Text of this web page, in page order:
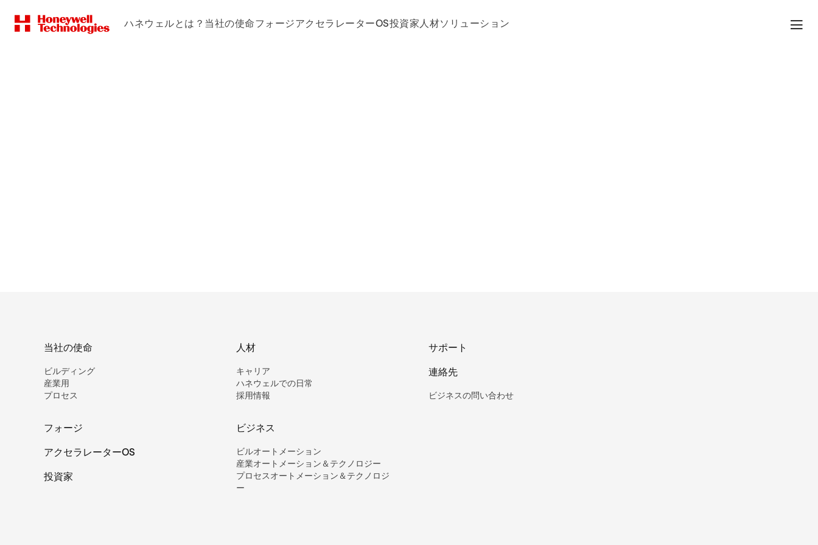
ハネウェルとは？ 当社の使命フォージアクセラレーターOS投資家 人材ソリューション
当社の使命
ビルディング
産業用
プロセス
フォージ
アクセラレーターOS
投資家
人材
キャリア
ハネウェルでの日常
採用情報
ビジネス
ビルオートメーション
産業オートメーション＆テクノロジー
プロセスオートメーション＆テクノロジ
ー
サポート
連絡先
ビジネスの問い合わせ